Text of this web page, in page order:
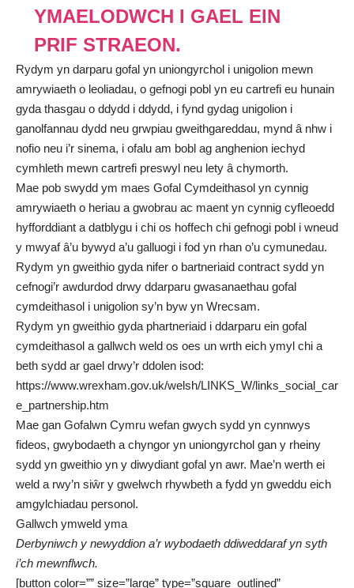
YMAELODWCH I GAEL EIN
PRIF STRAEON.
Rydym yn darparu gofal yn uniongyrchol i unigolion mewn
amrywiaeth o leoliadau, o gefnogi pobl yn eu cartrefi eu hunain
gyda thasgau o ddydd i ddydd, i fynd gydag unigolion i
ganolfannau dydd neu grwpiau gweithgareddau, mynd â nhw i
nofio neu i’r sinema, i ofalu am bobl ag anghenion iechyd
cymhleth mewn cartrefi preswyl neu lety â chymorth.
Mae pob swydd ym maes Gofal Cymdeithasol yn cynnig
amrywiaeth o heriau a gwobrau ac maent yn cynnig cyfleoedd
hyfforddiant a datblygu i chi os hoffech chi gefnogi pobl i wneud
y mwyaf â’u bywyd a’u galluogi i fod yn rhan o’u cymunedau.
Rydym yn gweithio gyda nifer o bartneriaid contract sydd yn
cefnogi’r awdurdod drwy ddarparu gwasanaethau gofal
cymdeithasol i unigolion sy’n byw yn Wrecsam.
Rydym yn gweithio gyda phartneriaid i ddarparu ein gofal
cymdeithasol a gallwch weld os oes un wrth eich ymyl chi a
beth sydd ar gael drwy’r ddolen isod:
https://www.wrexham.gov.uk/welsh/LINKS_W/links_social_car
e_partnership.htm
Mae gan Gofalwn Cymru wefan gwych sydd yn cynnwys
fideos, gwybodaeth a chyngor yn uniongyrchol gan y rheiny
sydd yn gweithio yn y diwydiant gofal yn awr. Mae’n werth ei
weld a rwy’n siŵr y gwelwch rhywbeth a fydd yn gweddu eich
amgylchiadau personol.
Gallwch ymweld yma
Derbyniwch y newyddion a’r wybodaeth ddiweddaraf yn syth
i’ch mewnflwch.
[button color=”” size=”large” type=”square_outlined”